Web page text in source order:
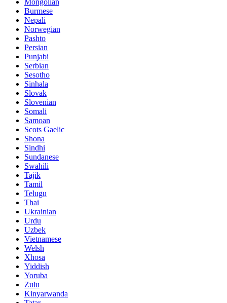
Mongolian
Burmese
Nepali
Norwegian
Pashto
Persian
Punjabi
Serbian
Sesotho
Sinhala
Slovak
Slovenian
Somali
Samoan
Scots Gaelic
Shona
Sindhi
Sundanese
Swahili
Tajik
Tamil
Telugu
Thai
Ukrainian
Urdu
Uzbek
Vietnamese
Welsh
Xhosa
Yiddish
Yoruba
Zulu
Kinyarwanda